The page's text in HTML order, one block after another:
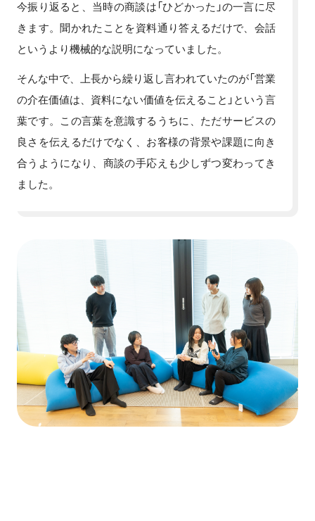
今振り返ると、当時の商談は「ひどかった」の一言に尽
きます。聞かれたことを資料通り答えるだけで、会話
というより機械的な説明になっていました。
そんな中で、上長から繰り返し言われていたのが「営業
の介在価値は、資料にない価値を伝えること」という言
葉です。この言葉を意識するうちに、ただサービスの
良さを伝えるだけでなく、お客様の背景や課題に向き
合うようになり、商談の手応えも少しずつ変わってき
ました。